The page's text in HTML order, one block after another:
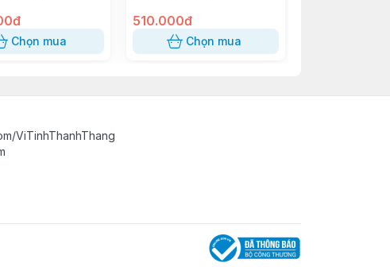
Chọn mua
510.000đ
Chọn mua
ViTinhThanhThang